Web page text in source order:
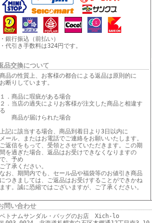
・銀行振込（前払い）
・代引き手数料は324円です。
品交換について
商品の性質上、お客様の都合による返品は原則的に
お断りしています。
１．商品に瑕疵がある場合
２．当店の過失によりお客様が注文した商品と相違す
る
商品が届けられた場合
上記に該当する場合、商品到着日より3日以内に
メール、またはお電話でご連絡をお願いいたします。
ご返信をもって、受領とさせていただきます。この期
間を過ぎた場合、返品はお受けできなくなりますの
で、予め
ご了承ください。
なお、期間内でも、セール品や福袋等のお値引き商品
につきましては、ご返品はお受けすることができかね
ます。誠に恐縮ではございますが、ご了承ください。
問い合わせ
ベトナムサンダル・バッグのお店 Xich-lo